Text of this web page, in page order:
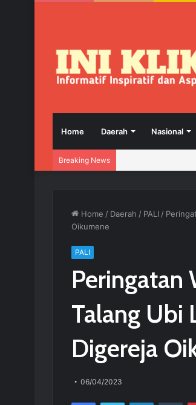
Home Daerah Nasional
Breaking News
Home / Daerah / PALI /
Oikumene
PALI
Peringatan
Talang Ubi
Digereja
06/04/2023